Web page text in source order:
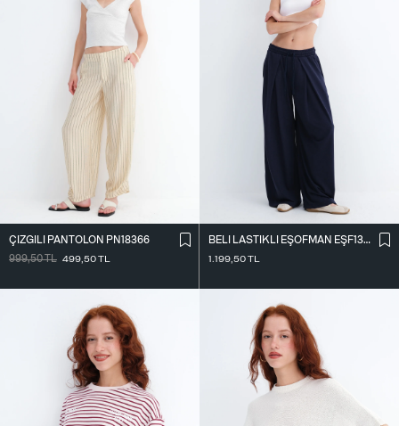
ÇIZGILI PANTOLON PN18366
999,50TL 499,50TL
BELI LASTIKLI EŞOFMAN EŞF13219
1.199,50TL